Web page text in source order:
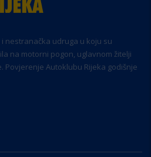
nestranačka udruga u koju su
na motorni pogon, uglavnom žitelji
Povjerenje Autoklubu Rijeka godišnje